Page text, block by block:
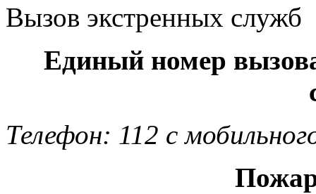
Вызов экстренных служб
Единый номер
Телефон: 112 с